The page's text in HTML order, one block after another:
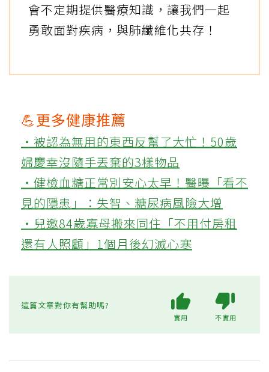
會不定期提供醫療知識，讓我們一起
勇敢面對疾病，與肺纖維化共存！
💪更多健康推薦
‧被認為無用的東西反幫了大忙！50歲
婦慶幸沒隨手丟棄的3樣物品
‧健檢血糖正常別安心太早！醫曝「看不
見的隱患」：失智、糖尿病風險大增
‧兒邀84歲寡母搬來同住「不用付房租
還有人照顧」1個月後幻滅心寒
這篇文章對你有幫助嗎?
實用 不實用